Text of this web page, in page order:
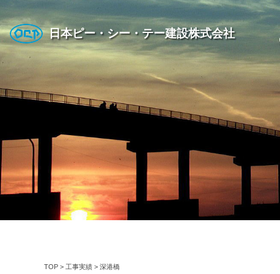
日本ピー・シー・テー建設株式会社
TOP > 工事実績 > 深港橋